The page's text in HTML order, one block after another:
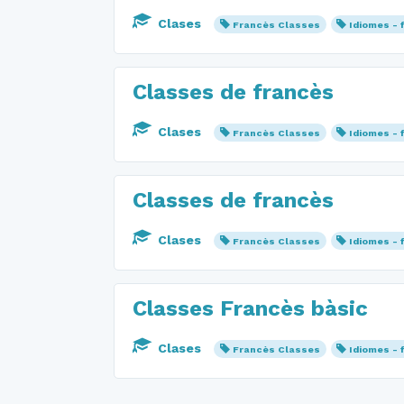
Clases Francès Classes Idiomes -
Classes de francès
Clases Francès Classes Idiomes -
Classes de francès
Clases Francès Classes Idiomes -
Classes Francès bàsic
Clases Francès Classes Idiomes -